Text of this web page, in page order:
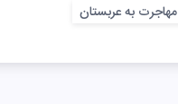
مهاجرت به عربستان